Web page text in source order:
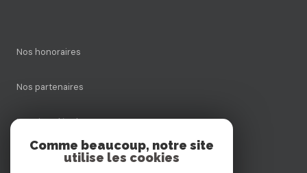
Nos honoraires
Nos partenaires
Mentions légales
Comme beaucoup, notre site
utilise les cookies